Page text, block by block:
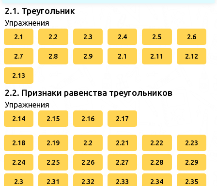
2.1. Треугольник
Упражнения
2.1 2.2 2.3 2.4 2.5 2.6
2.7 2.8 2.9 2.1 2.11 2.12
2.13
2.2. Признаки равенства треугольников
Упражнения
2.14 2.15 2.16 2.17
2.18 2.19 2.2 2.21 2.22 2.23
2.24 2.25 2.26 2.27 2.28 2.29
2.3 2.31 2.32 2.33 2.34 2.35